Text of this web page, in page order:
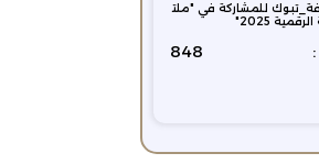
للمشاركة في "ملت
2025"
848